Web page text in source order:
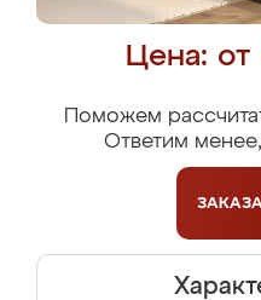
Цена:
Поможем
Ответим